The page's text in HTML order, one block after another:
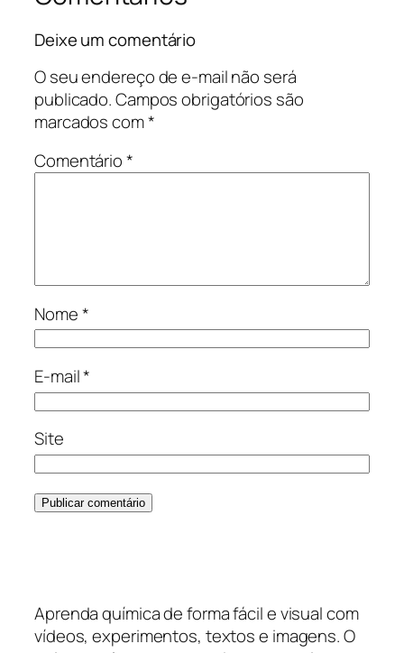
Deixe um comentário
O seu endereço de e-mail não será
publicado.Campos obrigatórios são
marcados com*
Comentário*
Nome*
E-mail*
Site
Aprenda química de forma fácil e visual com
vídeos, experimentos, textos e imagens. O